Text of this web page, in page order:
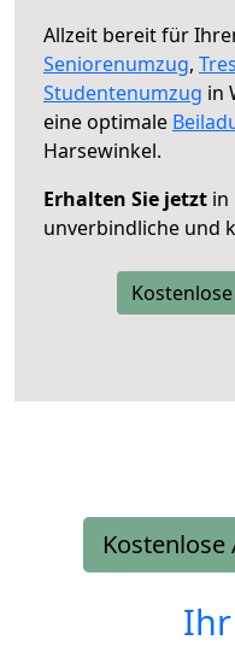
Allzeit bereit für
Seniorenumzug,
Studentenumzug in
eine optimale
Harsewinkel.
Erhalten Sie jetzt in
unverbindliche und